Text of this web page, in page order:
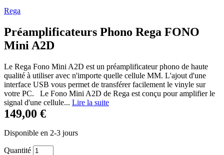
Rega
Préamplificateurs Phono Rega FONO
Mini A2D
Le Rega Fono Mini A2D est un préamplificateur phono de haute
qualité à utiliser avec n'importe quelle cellule MM. L'ajout d'une
interface USB vous permet de transférer facilement le vinyle sur
votre PC. Le Fono Mini A2D de Rega est conçu pour amplifier le
signal d'une cellule... Lire la suite
149,00 €
Disponible en 2-3 jours
Quantité